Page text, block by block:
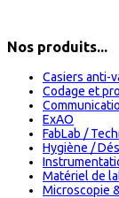
Nos produits...
Casiers anti-
Codage et
ExAO
FabLab /
Hygiène /
Matériel de
Microscopie